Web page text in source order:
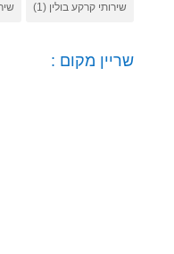
שירותי קרקע בולין (1)
שריין מקום :